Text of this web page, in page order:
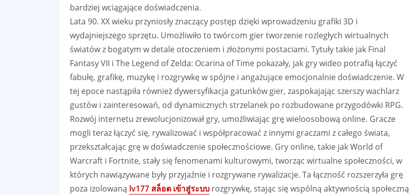
bardziej wciągające doświadczenia.
Lata 90. XX wieku przyniosły znaczący postęp dzięki wprowadzeniu grafiki 3D i
wydajniejszego sprzętu. Umożliwiło to twórcom gier tworzenie rozległych wirtualnych
światów z bogatym w detale otoczeniem i złożonymi postaciami. Tytuły takie jak Final
Fantasy VII i The Legend of Zelda: Ocarina of Time pokazały, jak gry wideo potrafią łączyć
fabułę, grafikę, muzykę i rozgrywkę w spójne i angażujące emocjonalnie doświadczenie. W
tej epoce nastąpiła również dywersyfikacja gatunków gier, zaspokajając szerszy wachlarz
gustów i zainteresowań, od dynamicznych strzelanek po rozbudowane przygodówki RPG.
Rozwój internetu zrewolucjonizował gry, umożliwiając grę wieloosobową online. Gracze
mogli teraz łączyć się, rywalizować i współpracować z innymi graczami z całego świata,
przekształcając grę w doświadczenie społecznościowe. Gry online, takie jak World of
Warcraft i Fortnite, stały się fenomenami kulturowymi, tworząc wirtualne społeczności, w
których nawiązywane były przyjaźnie i rozgrywane rywalizacje. Ta łączność rozszerzyła grę
poza izolowaną lv177 สล็อต เข้าสู่ระบบ rozgrywkę, stając się wspólną aktywnością społeczną